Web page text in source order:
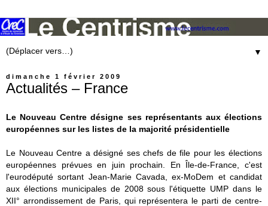
▼
dimanche 1 février 2009
Actualités – France
Le Nouveau Centre désigne ses représentants aux élections
européennes sur les listes de la majorité présidentielle
Le Nouveau Centre a désigné ses chefs de file pour les élections
européennes prévues en juin prochain. En Île-de-France, c'est
l'eurodéputé sortant Jean-Marie Cavada, ex-MoDem et candidat
aux élections municipales de 2008 sous l'étiquette UMP dans le
XII° arrondissement de Paris, qui représentera le parti de centre-